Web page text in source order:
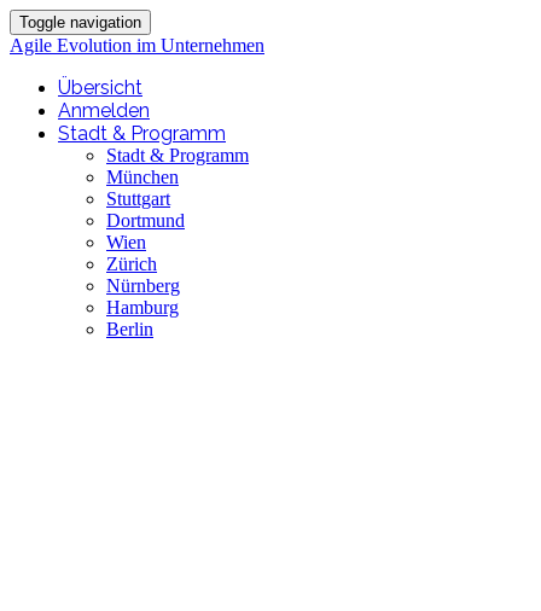
Toggle navigation
Agile Evolution im Unternehmen
Übersicht
Anmelden
Stadt & Programm
Stadt & Programm
München
Stuttgart
Dortmund
Wien
Zürich
Nürnberg
Hamburg
Berlin